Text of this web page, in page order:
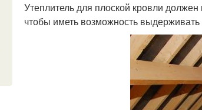
Утеплитель для плоской кровли
чтобы иметь возможность выдерживать